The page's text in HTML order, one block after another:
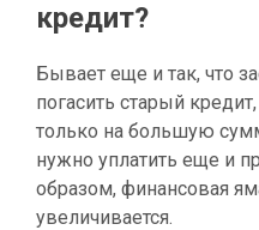
кредит?
Бывает еще и так, что
погасить старый
только на большую
нужно уплатить еще и
образом, финансовая
увеличивается.